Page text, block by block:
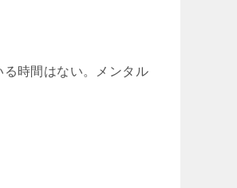
時間はない。メンタル